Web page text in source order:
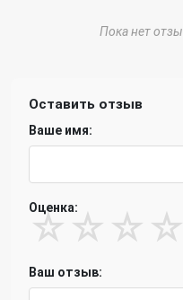
Пока нет
Оставить отзыв
Ваше имя:
Оценка:
☆ ☆ ☆ ☆
Ваш отзыв: